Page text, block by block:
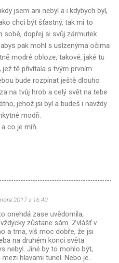
jsem ani nebyl a i kdybych byl,
chci být šťastný, tak mi to
sobě, dopřej si svůj zármutek
pak mohl s uslzenýma očima
modré obloze, takové, jaké tu
jež tě přivítala s tvým prvním
bude rozpínat ještě dlouho
na tvůj hrob a celý svět na tebe
jehož jsi byl a budeš i navždy
modři.
co je míň.
2017 v 16:40
onehdá zase uvědomila,
zůstane sám. Zvlášť v
a tma, víš moc dobře, že jsi
na druhém konci světa
nebyl. Jiné by to mohlo být,
hlavami tunel. Nebo je..